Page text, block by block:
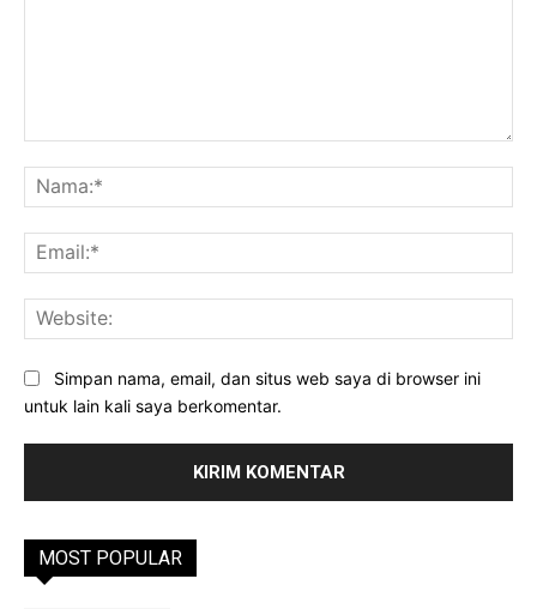
Simpan nama, email, dan situs web saya di browser ini
untuk lain kali saya berkomentar.
MOST POPULAR